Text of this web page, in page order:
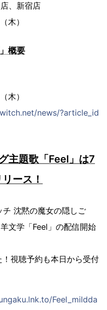
、新宿店
木）
概要
木）
news/?article_id
主題歌「Feel」は7
ース！
沈黙の魔女の隠しご
文学「Feel」の配信開始
視聴予約も本日から受付
Feel_mildda